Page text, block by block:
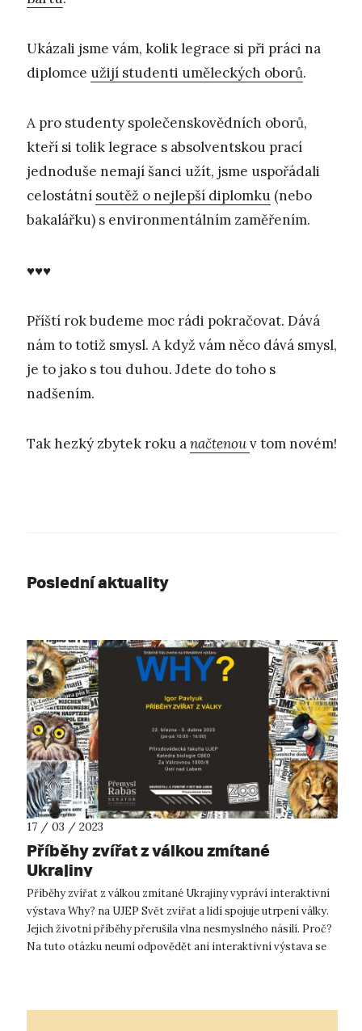
Ukázali jsme vám, kolik legrace si při práci na
diplomce užijí studenti uměleckých oborů.
A pro studenty společenskovědních oborů,
kteří si tolik legrace s absolventskou prací
jednoduše nemají šanci užít, jsme uspořádali
celostátní soutěž o nejlepší diplomku (nebo
bakalářku) s environmentálním zaměřením.
♥♥♥
Příští rok budeme moc rádi pokračovat. Dává
nám to totiž smysl. A když vám něco dává smysl,
je to jako s tou duhou. Jdete do toho s
nadšením.
Tak hezký zbytek roku anačtenouv tom novém!
Poslední aktuality
17 / 03 / 2023
Příběhy zvířat z válkou zmítané
Ukrajiny
Příběhy zvířat z válkou zmítané Ukrajiny vypráví interaktivní
výstava Why? na UJEP Svět zvířat a lidí spojuje utrpení války.
Jejich životní příběhy přerušila vlna nesmyslného násilí. Proč?
Na tuto otázku neumí odpovědět ani interaktivní výstava se